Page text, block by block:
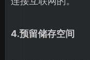
4.预留储存空间